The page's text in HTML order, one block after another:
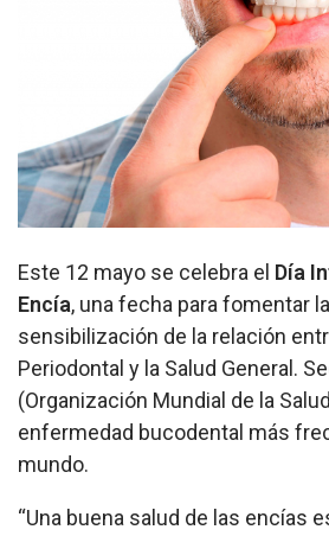
Este 12 mayo se celebra el Día
Encía, una fecha para fomentar
sensibilización de la relación
Periodontal y la Salud General.
(Organización Mundial de la
enfermedad bucodental más
mundo.
“Una buena salud de las encías